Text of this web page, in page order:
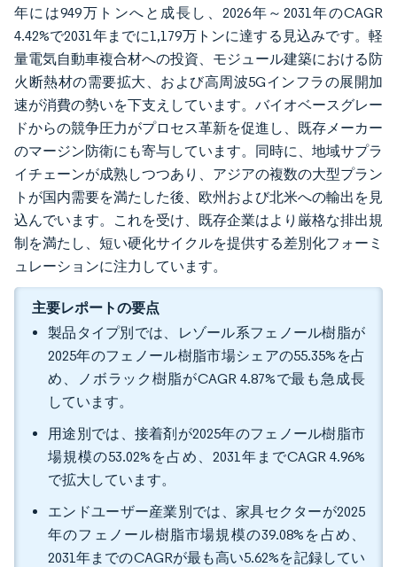
年には949万トンへと成長し、2026年～2031年のCAGR
4.42%で2031年までに1,179万トンに達する見込みです。軽
量電気自動車複合材への投資、モジュール建築における防
火断熱材の需要拡大、および高周波5Gインフラの展開加
速が消費の勢いを下支えしています。バイオベースグレー
ドからの競争圧力がプロセス革新を促進し、既存メーカー
のマージン防衛にも寄与しています。同時に、地域サプラ
イチェーンが成熟しつつあり、アジアの複数の大型プラン
トが国内需要を満たした後、欧州および北米への輸出を見
込んでいます。これを受け、既存企業はより厳格な排出規
制を満たし、短い硬化サイクルを提供する差別化フォーミ
ュレーションに注力しています。
主要レポートの要点
製品タイプ別では、レゾール系フェノール樹脂が
2025年のフェノール樹脂市場シェアの55.35%を占
め、ノボラック樹脂がCAGR 4.87%で最も急成長
しています。
用途別では、接着剤が2025年のフェノール樹脂市
場規模の53.02%を占め、2031年までCAGR 4.96%
で拡大しています。
エンドユーザー産業別では、家具セクターが2025
年のフェノール樹脂市場規模の39.08%を占め、
2031年までのCAGRが最も高い5.62%を記録してい